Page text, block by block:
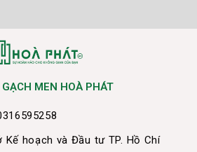
MEN HOÀ PHÁT
Kế hoạch và Đầu tư TP. Hồ Chí